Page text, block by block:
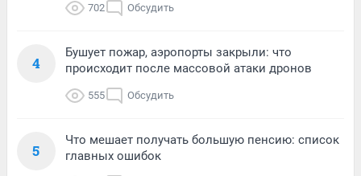
702 Обсудить
4
Бушует пожар, аэропорты закрыли: что
происходит после массовой атаки дронов
555 Обсудить
5
Что мешает получать большую пенсию: список
главных ошибок